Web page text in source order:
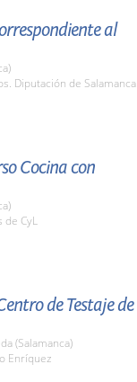
al
Diputación de Salamanca
Cocina con
de CyL
de Testaje de
(Salamanca)
Enríquez